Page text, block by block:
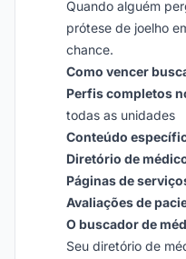
Quando alguém
prótese de joelho
chance.
Como vencer
Perfis completos
todas as unidades
Conteúdo
Diretório de
Páginas de
Avaliações de
O buscador de
Seu diretório de